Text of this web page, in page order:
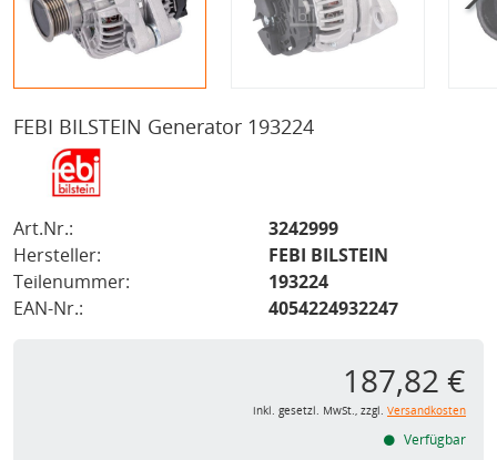
FEBI BILSTEIN Generator 193224
Art.Nr.:
3242999
Hersteller:
FEBI BILSTEIN
Teilenummer:
193224
EAN-Nr.:
4054224932247
187,82 €
inkl. gesetzl. MwSt., zzgl. Versandkosten
Verfügbar